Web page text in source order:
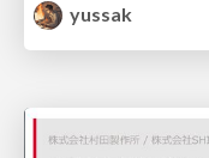
yussak